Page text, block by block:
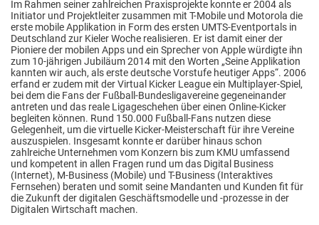
Im Rahmen seiner zahlreichen Praxisprojekte konnte er 2004 als
Initiator und Projektleiter zusammen mit T-Mobile und Motorola die
erste mobile Applikation in Form des ersten UMTS-Eventportals in
Deutschland zur Kieler Woche realisieren. Er ist damit einer der
Pioniere der mobilen Apps und ein Sprecher von Apple würdigte ihn
zum 10-jährigen Jubiläum 2014 mit den Worten „Seine Applikation
kannten wir auch, als erste deutsche Vorstufe heutiger Apps“. 2006
erfand er zudem mit der Virtual Kicker League ein Multiplayer-Spiel,
bei dem die Fans der Fußball-Bundesligavereine gegeneinander
antreten und das reale Ligageschehen über einen Online-Kicker
begleiten können. Rund 150.000 Fußball-Fans nutzen diese
Gelegenheit, um die virtuelle Kicker-Meisterschaft für ihre Vereine
auszuspielen. Insgesamt konnte er darüber hinaus schon
zahlreiche Unternehmen vom Konzern bis zum KMU umfassend
und kompetent in allen Fragen rund um das Digital Business
(Internet), M-Business (Mobile) und T-Business (Interaktives
Fernsehen) beraten und somit seine Mandanten und Kunden fit für
die Zukunft der digitalen Geschäftsmodelle und -prozesse in der
Digitalen Wirtschaft machen.